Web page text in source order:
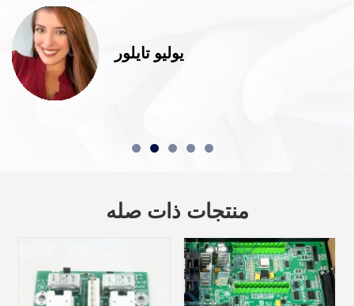
يوليو تايلور
منتجات ذات صله